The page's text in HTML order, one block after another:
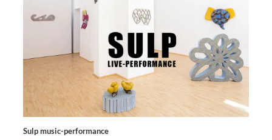
Sulp music-performance